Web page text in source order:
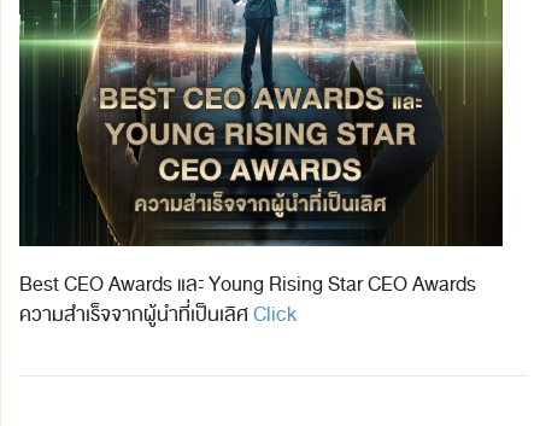
Best CEO Awards และ Young Rising Star CEO Awards
ความสำเร็จจากผู้นำที่เป็นเลิศClick